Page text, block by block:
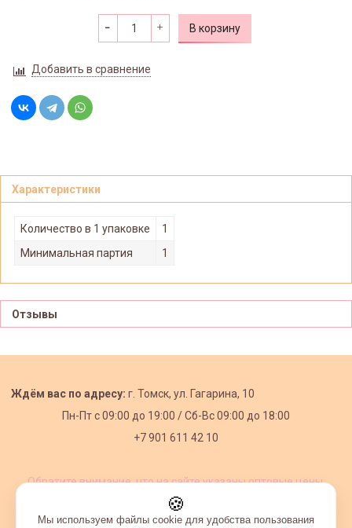
В корзину
Добавить в сравнение
Характеристики
Количество в 1 упаковке
1
Минимальная партия
1
Отзывы
Ждём вас по адресу: г. Томск, ул. Гагарина, 10
Пн-Пт с09:00 до 19:00 /Сб-Вс 09:00 до 18:00
+7 901 611 42 10
Обратите внимание, что на сайте указаны оптовые цены,
🍪
Мы используем файлы cookie для удобства пользования